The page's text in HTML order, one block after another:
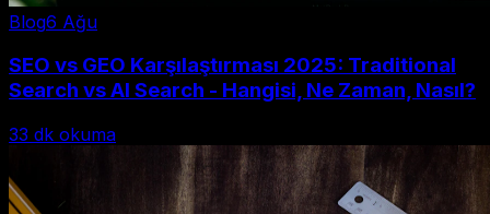
Blog6 Ağu
SEO vs GEO Karşılaştırması 2025: Traditional
Search vs AI Search - Hangisi, Ne Zaman, Nasıl?
33 dk okuma